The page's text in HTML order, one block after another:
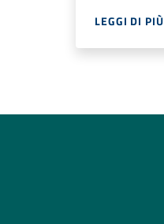
LEGGI DI PIÙ